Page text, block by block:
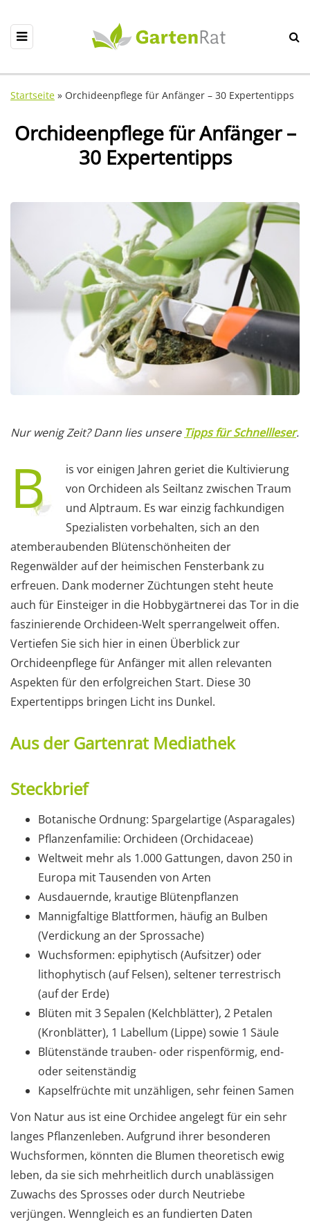
Startseite » Orchideenpflege für Anfänger – 30 Expertentipps
Orchideenpflege für Anfänger –
30 Expertentipps
Nur wenig Zeit? Dann lies unsere Tipps für Schnellleser.
B
is vor einigen Jahren geriet die Kultivierung
von Orchideen als Seiltanz zwischen Traum
und Alptraum. Es war einzig fachkundigen
Spezialisten vorbehalten, sich an den
atemberaubenden Blütenschönheiten der
Regenwälder auf der heimischen Fensterbank zu
erfreuen. Dank moderner Züchtungen steht heute
auch für Einsteiger in die Hobbygärtnerei das Tor in die
faszinierende Orchideen-Welt sperrangelweit offen.
Vertiefen Sie sich hier in einen Überblick zur
Orchideenpflege für Anfänger mit allen relevanten
Aspekten für den erfolgreichen Start. Diese 30
Expertentipps bringen Licht ins Dunkel.
Aus der Gartenrat Mediathek
Steckbrief
Botanische Ordnung: Spargelartige (Asparagales)
Pflanzenfamilie: Orchideen (Orchidaceae)
Weltweit mehr als 1.000 Gattungen, davon 250 in
Europa mit Tausenden von Arten
Ausdauernde, krautige Blütenpflanzen
Mannigfaltige Blattformen, häufig an Bulben
(Verdickung an der Sprossache)
Wuchsformen: epiphytisch (Aufsitzer) oder
lithophytisch (auf Felsen), seltener terrestrisch
(auf der Erde)
Blüten mit 3 Sepalen (Kelchblätter), 2 Petalen
(Kronblätter), 1 Labellum (Lippe) sowie 1 Säule
Blütenstände trauben- oder rispenförmig, end-
oder seitenständig
Kapselfrüchte mit unzähligen, sehr feinen Samen
Von Natur aus ist eine Orchidee angelegt für ein sehr
langes Pflanzenleben. Aufgrund ihrer besonderen
Wuchsformen, könnten die Blumen theoretisch ewig
leben, da sie sich mehrheitlich durch unablässigen
Zuwachs des Sprosses oder durch Neutriebe
verjüngen. Wenngleich es an fundierten Daten